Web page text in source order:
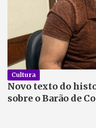
Cultura
Novo texto do
sobre o Barão de